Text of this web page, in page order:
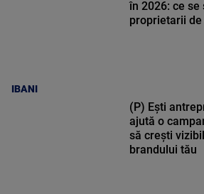
IBANI
în 2026: ce se
proprietarii
(P) Ești
ajută o
să crești
brandului tău